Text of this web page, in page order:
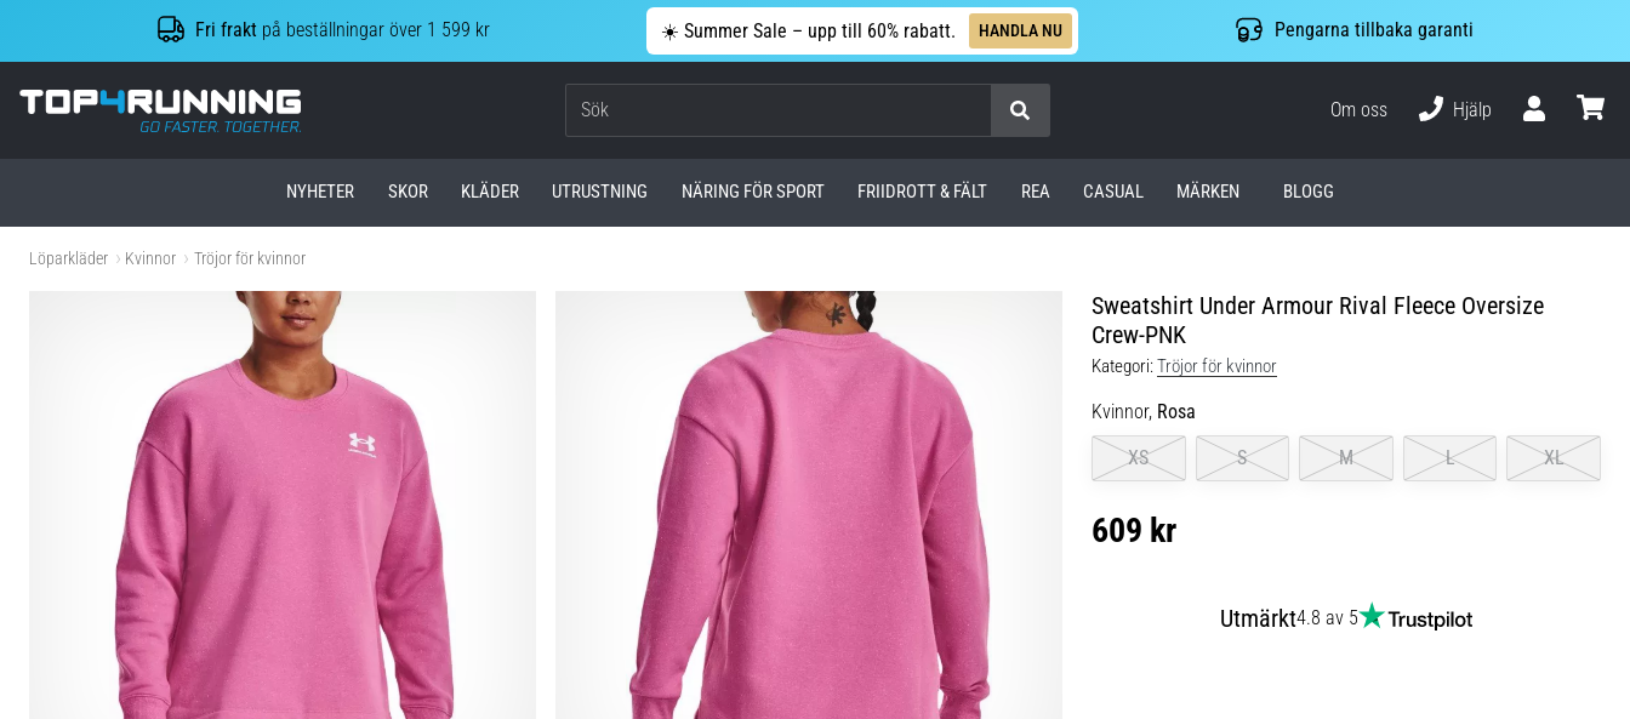
Fri frakt på beställningar över 1 599 kr ☀️ Summer Sale – upp till 60% rabatt. HANDLA NU Pengarna tillbaka garanti
Top4Running.se
Om oss
Hjälp
NYHETER SKOR KLÄDER UTRUSTNING NÄRING FÖR SPORT FRIIDROTT & FÄLT REA CASUAL MÄRKEN BLOGG
Löparkläder Kvinnor Tröjor för kvinnor
Sweatshirt Under Armour Rival Fleece Oversize
Crew-PNK
Kategori:Tröjor för kvinnor
Kvinnor, Rosa
XS
S M L XL
609 kr
Utmärkt4.8 av 5